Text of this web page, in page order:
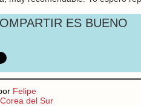
ES BUENO
Felipe
Corea del Sur